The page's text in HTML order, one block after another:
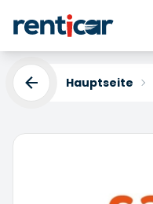
Hauptseite